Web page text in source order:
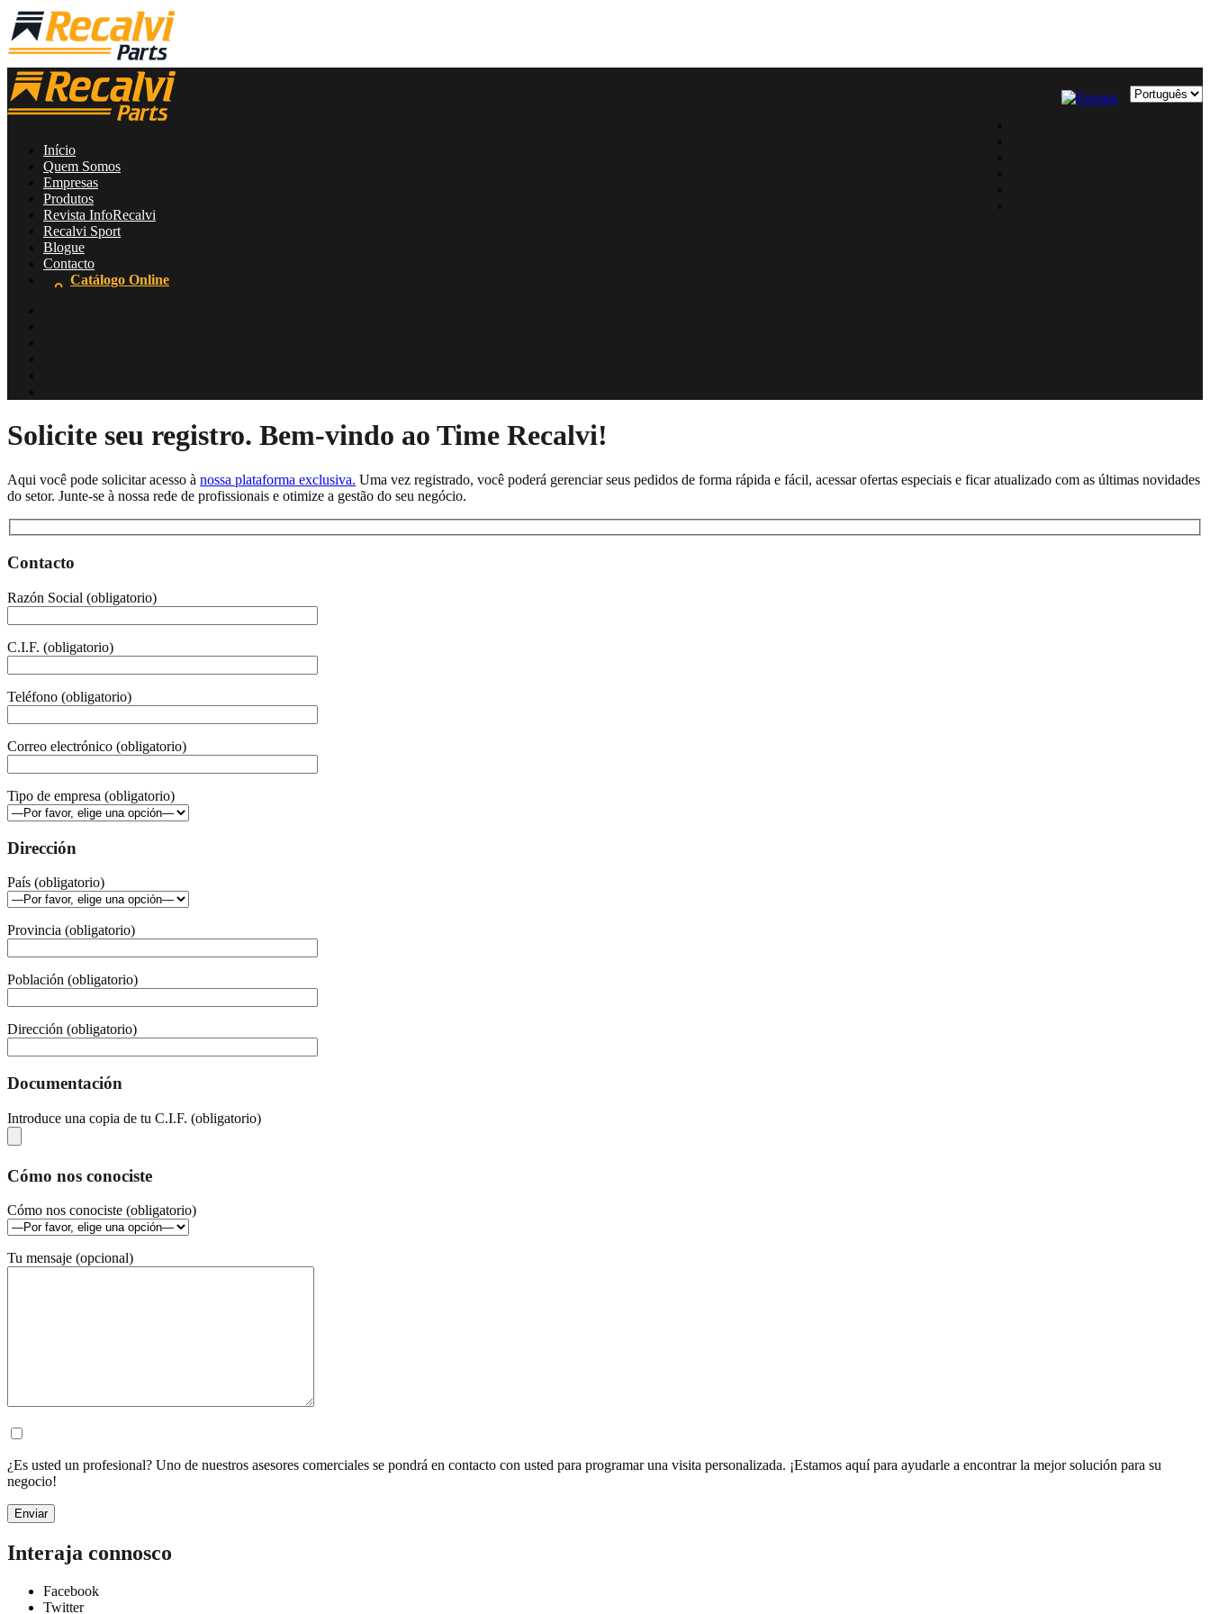
Início
Quem Somos
Empresas
Produtos
Revista InfoRecalvi
Recalvi Sport
Blogue
Contacto
Catálogo Online
Solicite seu registro. Bem-vindo ao Time Recalvi!
Aqui você pode solicitar acesso à nossa plataforma exclusiva. Uma vez registrado, você poderá gerenciar seus pedidos de forma rápida e fácil, acessar ofertas especiais e ficar atualizado com as últimas novidades
do setor. Junte-se à nossa rede de profissionais e otimize a gestão do seu negócio.
Contacto
Razón Social (obligatorio)
C.I.F. (obligatorio)
Teléfono (obligatorio)
Correo electrónico (obligatorio)
Tipo de empresa (obligatorio)
Dirección
País (obligatorio)
Provincia (obligatorio)
Población (obligatorio)
Dirección (obligatorio)
Documentación
Introduce una copia de tu C.I.F. (obligatorio)
Cómo nos conociste
Cómo nos conociste (obligatorio)
Tu mensaje (opcional)
¿Es usted un profesional? Uno de nuestros asesores comerciales se pondrá en contacto con usted para programar una visita personalizada. ¡Estamos aquí para ayudarle a encontrar la mejor solución para su
negocio!
Interaja connosco
Facebook
Twitter